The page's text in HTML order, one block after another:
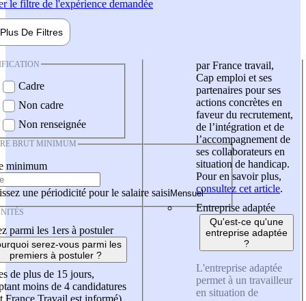
le filtre de l'expérience demandée
Plus De Filtres
Cadre
Non cadre
Non renseignée
BRUT MINIMUM
minimum
une périodicité pour le salaire saisi
parmi les 1ers à postuler
serez-vous parmi les
premiers à postuler ?
de plus de 15 jours,
moins de 4 candidatures
France Travail est informé)
par France travail,
Cap emploi et ses
partenaires pour ses
actions concrètes en
faveur du recrutement,
de l’intégration et de
l’accompagnement de
ses collaborateurs en
situation de handicap.
Pour en savoir plus,
consultez cet article.
Entreprise adaptée
Qu'est-ce qu'une
entreprise adaptée
?
L'entreprise adaptée
permet à un travailleur
en situation de